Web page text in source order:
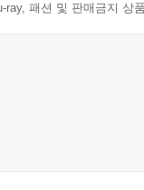
ray, 패션 및 판매금지 상